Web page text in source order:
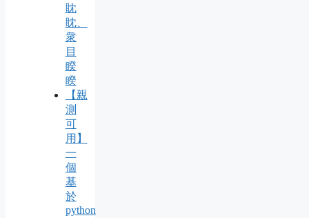
眈
眈、
衆
目
睽
睽
【親
測
可
用】
一
個
基
於
python